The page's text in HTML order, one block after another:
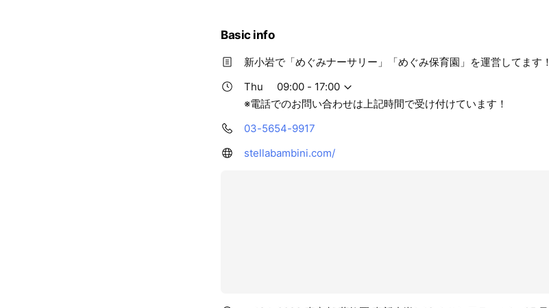
Basic info
新小岩で「めぐみナーサリー」「めぐみ保育園」を運営してます！
Thu
09:00 - 17:00
※電話でのお問い合わせは上記時間で受け付けています！
03-5654-9917
stellabambini.com/